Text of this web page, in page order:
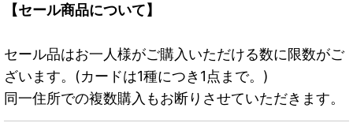
【セール商品について】
セール品はお一人様がご購入いただける数に限数がご
ざいます。(カードは1種につき1点まで。)
同一住所での複数購入もお断りさせていただきます。